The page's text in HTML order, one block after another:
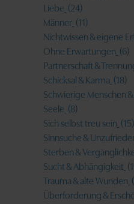
Liebe (24)
Männer (11)
Nichtwissen & eigene
Ohne Erwartungen (6)
Partnerschaft &
Schicksal & Karma (18)
Schwierige Menschen
Seele (8)
Sich selbst treu sein (15)
Sinnsuche &
Sterben &
Sucht & Abhängigkeit
Trauma & alte Wunden
Überforderung &